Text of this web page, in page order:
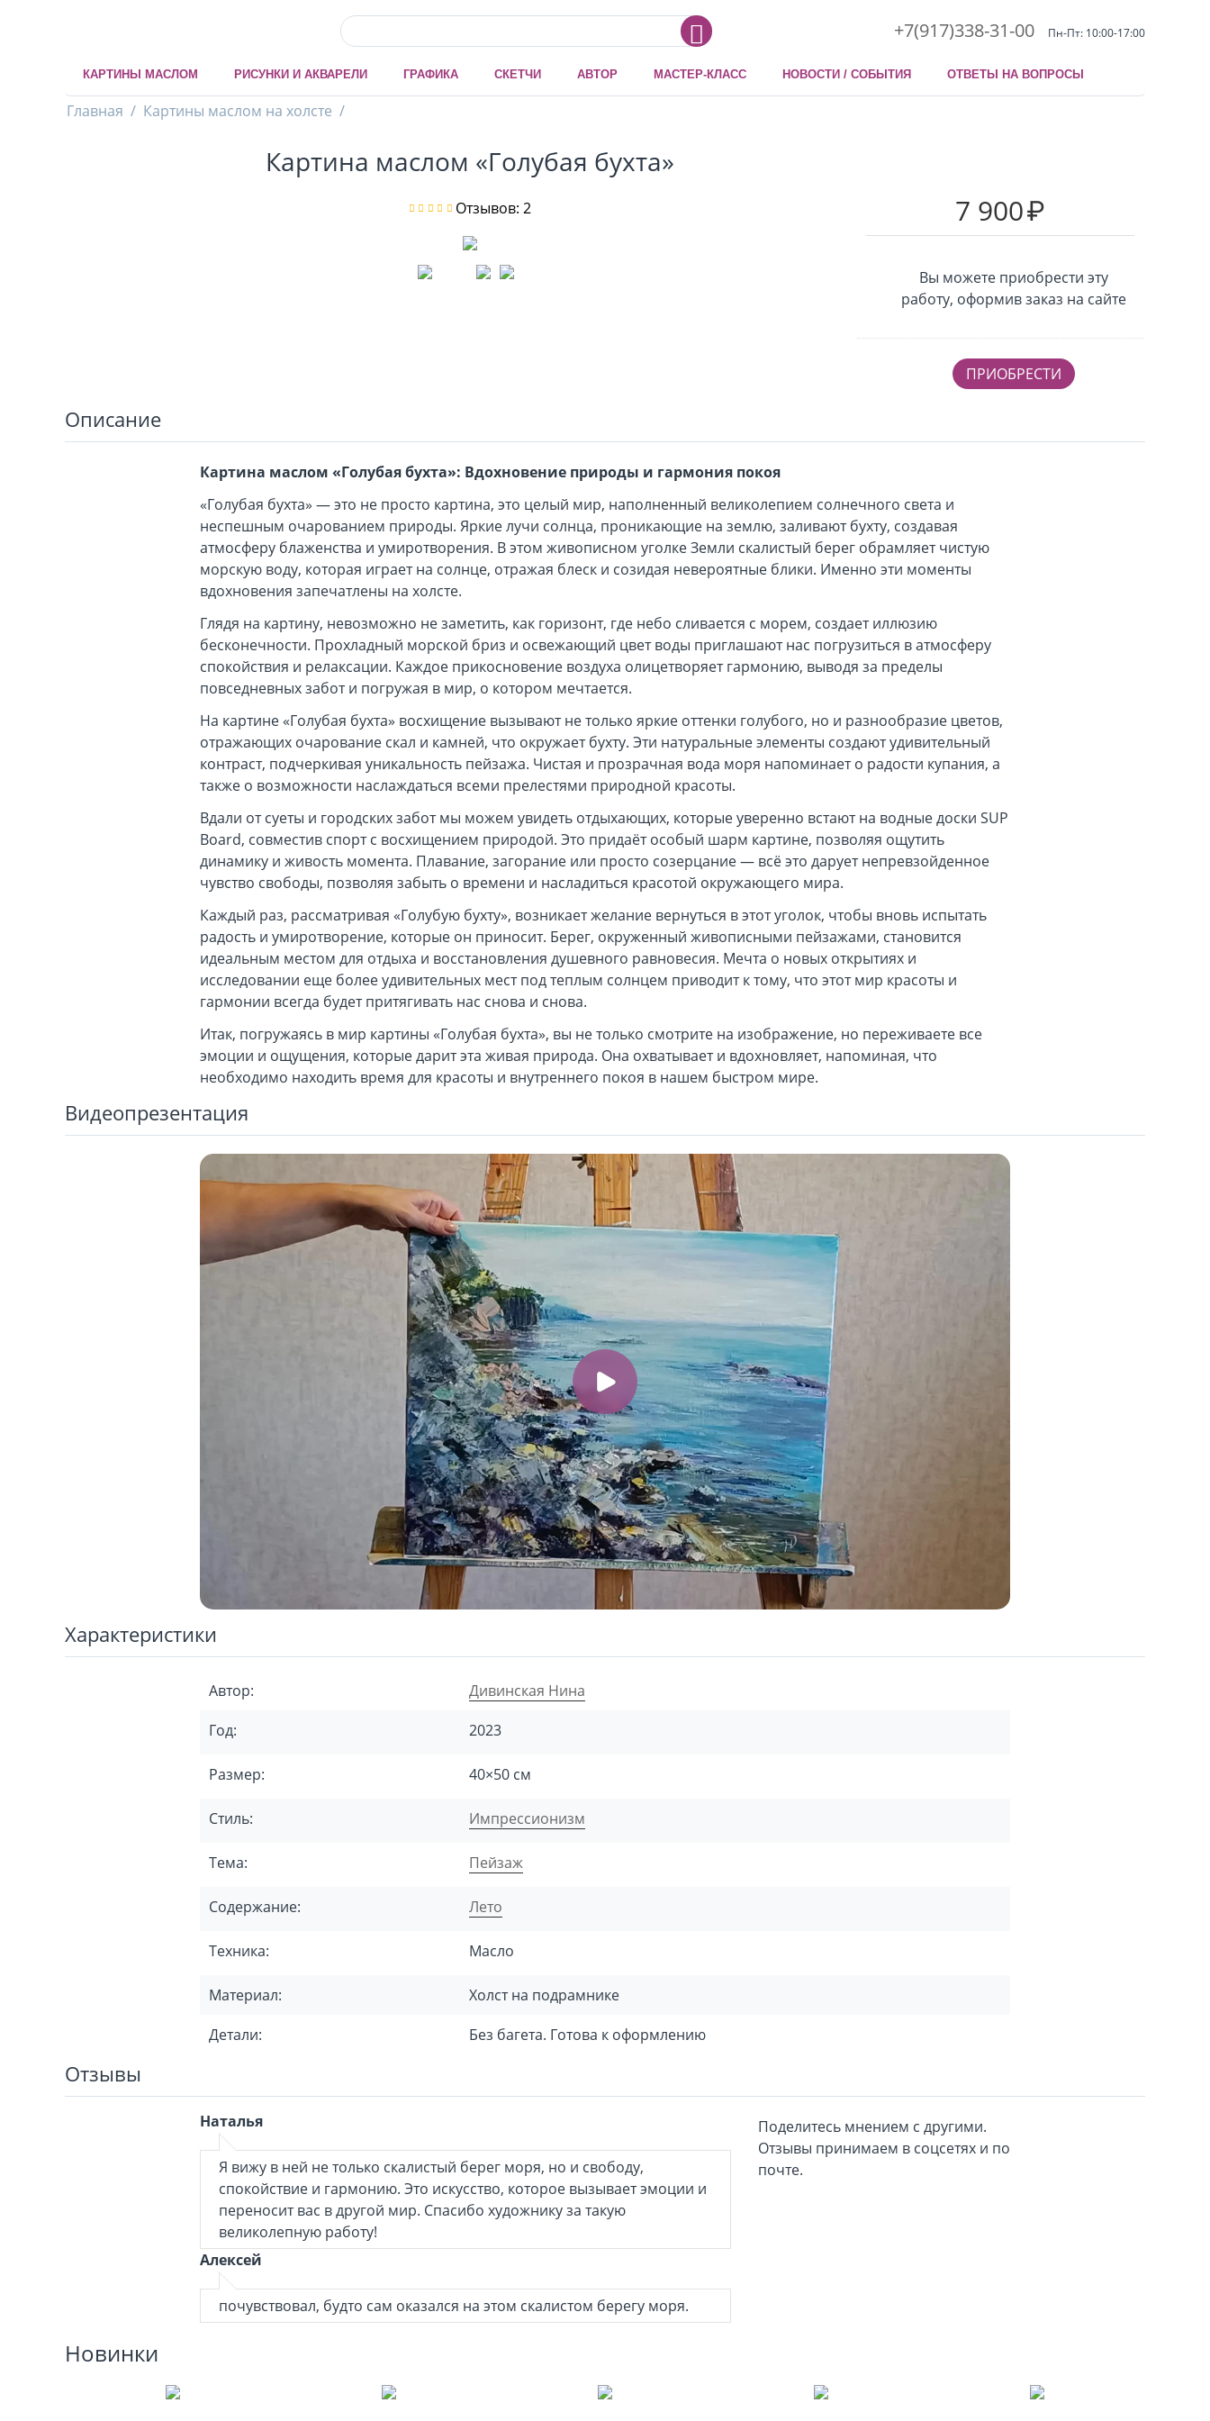
+7(917)338-31-00 Пн-Пт: 10:00-17:00
КАРТИНЫ МАСЛОМ РИСУНКИ И АКВАРЕЛИ ГРАФИКА СКЕТЧИ АВТОР МАСТЕР-КЛАСС НОВОСТИ / СОБЫТИЯ ОТВЕТЫ НА ВОПРОСЫ
Главная / Картины маслом на холсте /
Картина маслом «Голубая бухта»
Отзывов: 2 7 900₽
Вы можете приобрести эту
работу, оформив заказ на сайте
ПРИОБРЕСТИ
Описание
Картина маслом «Голубая бухта»: Вдохновение природы и гармония покоя
«Голубая бухта» — это не просто картина, это целый мир, наполненный великолепием солнечного света и
неспешным очарованием природы. Яркие лучи солнца, проникающие на землю, заливают бухту, создавая
атмосферу блаженства и умиротворения. В этом живописном уголке Земли скалистый берег обрамляет чистую
морскую воду, которая играет на солнце, отражая блеск и созидая невероятные блики. Именно эти моменты
вдохновения запечатлены на холсте.
Глядя на картину, невозможно не заметить, как горизонт, где небо сливается с морем, создает иллюзию
бесконечности. Прохладный морской бриз и освежающий цвет воды приглашают нас погрузиться в атмосферу
спокойствия и релаксации. Каждое прикосновение воздуха олицетворяет гармонию, выводя за пределы
повседневных забот и погружая в мир, о котором мечтается.
На картине «Голубая бухта» восхищение вызывают не только яркие оттенки голубого, но и разнообразие цветов,
отражающих очарование скал и камней, что окружает бухту. Эти натуральные элементы создают удивительный
контраст, подчеркивая уникальность пейзажа. Чистая и прозрачная вода моря напоминает о радости купания, а
также о возможности наслаждаться всеми прелестями природной красоты.
Вдали от суеты и городских забот мы можем увидеть отдыхающих, которые уверенно встают на водные доски SUP
Board, совместив спорт с восхищением природой. Это придаёт особый шарм картине, позволяя ощутить
динамику и живость момента. Плавание, загорание или просто созерцание — всё это дарует непревзойденное
чувство свободы, позволяя забыть о времени и насладиться красотой окружающего мира.
Каждый раз, рассматривая «Голубую бухту», возникает желание вернуться в этот уголок, чтобы вновь испытать
радость и умиротворение, которые он приносит. Берег, окруженный живописными пейзажами, становится
идеальным местом для отдыха и восстановления душевного равновесия. Мечта о новых открытиях и
исследовании еще более удивительных мест под теплым солнцем приводит к тому, что этот мир красоты и
гармонии всегда будет притягивать нас снова и снова.
Итак, погружаясь в мир картины «Голубая бухта», вы не только смотрите на изображение, но переживаете все
эмоции и ощущения, которые дарит эта живая природа. Она охватывает и вдохновляет, напоминая, что
необходимо находить время для красоты и внутреннего покоя в нашем быстром мире.
Видеопрезентация
Характеристики
Автор:
Дивинская Нина
Год:
2023
Размер: 40×50 см
Стиль: Импрессионизм
Тема: Пейзаж
Содержание: Лето
Техника: Масло
Материал:
Холст на подрамнике
Детали:
Без багета. Готова к оформлению
Отзывы
Наталья
Я вижу в ней не только скалистый берег моря, но и свободу,
спокойствие и гармонию. Это искусство, которое вызывает эмоции и
переносит вас в другой мир. Спасибо художнику за такую
великолепную работу!
Алексей
почувствовал, будто сам оказался на этом скалистом берегу моря.
Поделитесь мнением с другими.
Отзывы принимаем в соцсетях и по
почте.
Новинки